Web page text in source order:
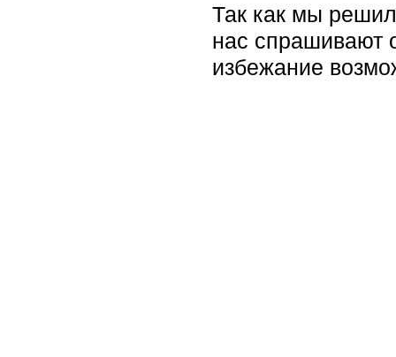
Так как мы
нас спрашивают
избежание